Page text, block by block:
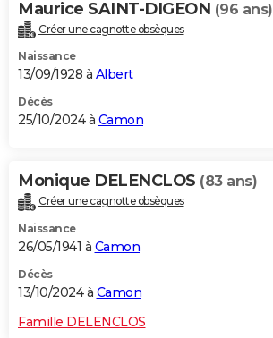
Maurice SAINT-DIGEON (96 ans)
Créer une cagnotte obsèques
Naissance
13/09/1928 à Albert
Décès
25/10/2024 à Camon
Monique DELENCLOS (83 ans)
Créer une cagnotte obsèques
Naissance
26/05/1941 à Camon
Décès
13/10/2024 à Camon
Famille DELENCLOS